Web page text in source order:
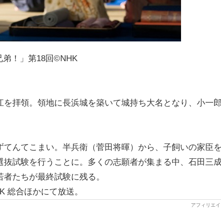
弟！」第18回©NHK
拝領。領地に長浜城を築いて城持ち大名となり、小一郎
んてこまい。半兵衛（菅田将暉）から、子飼いの家臣を
試験を行うことに。多くの志願者が集まる中、石田三
たちが最終試験に残る。
総合ほかにて放送。